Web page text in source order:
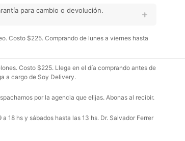
para cambio o devolución.
Costo $225. Comprando de lunes a viernes hasta
Costo $225. Llega en el día comprando antes de
a cargo de Soy Delivery.
por la agencia que elijas. Abonas al recibir.
a 18 hs y sábados hasta las 13 hs. Dr. Salvador Ferrer